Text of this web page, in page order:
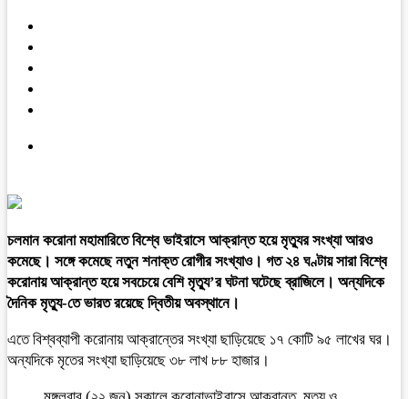
চলমান করোনা মহামারিতে বিশ্বে ভাইরাসে আক্রান্ত হয়ে মৃত্যুর সংখ্যা আরও
কমেছে। সঙ্গে কমেছে নতুন শনাক্ত রোগীর সংখ্যাও। গত ২৪ ঘণ্টায় সারা বিশ্বে
করোনায় আক্রান্ত হয়ে সবচেয়ে বেশি মৃত্যু’র ঘটনা ঘটেছে ব্রাজিলে। অন্যদিকে
দৈনিক মৃত্যু-তে ভারত রয়েছে দ্বিতীয় অবস্থানে।
এতে বিশ্বব্যাপী করোনায় আক্রান্তের সংখ্যা ছাড়িয়েছে ১৭ কোটি ৯৫ লাখের ঘর।
অন্যদিকে মৃতের সংখ্যা ছাড়িয়েছে ৩৮ লাখ ৮৮ হাজার।